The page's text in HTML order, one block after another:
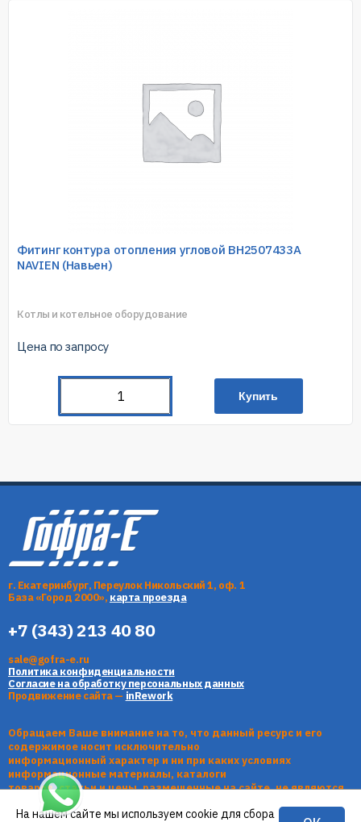
Фитинг контура отопления угловой BH2507433A
NAVIEN (Навьен)
Котлы и котельное оборудование
Цена по запросу
Купить
г. Екатеринбург, Переулок Никольский 1, оф. 1
База «Город 2000», карта проезда
+7 (343) 213 40 80
sale@gofra-e.ru
Политика конфиденциальности
Согласие на обработку персональных данных
Продвижение сайта — inRework
Обращаем Ваше внимание на то, что данный ресурс и его
содержимое носит исключительно
информационный характер и ни при каких условиях
информационные материалы, каталоги
товаров, статьи и цены, размещенные на сайте, не являются
публичной офертой, определяемой
положениями Статьи 437 Гражданского кодекса РФ.
На нашем сайте мы используем cookie для сбора